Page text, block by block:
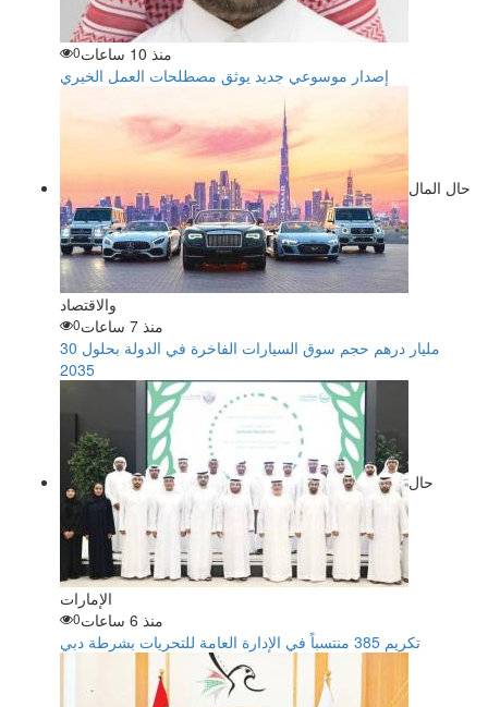
منذ 10 ساعات 0
إصدار موسوعي جديد يوثق مصطلحات العمل الخيري
حال المال
والاقتصاد
منذ 7 ساعات
0
30 مليار درهم حجم سوق السيارات الفاخرة في الدولة بحلول
2035
حال
الإمارات
منذ 6 ساعات
0
تكريم 385 منتسباً في الإدارة العامة للتحريات بشرطة دبي